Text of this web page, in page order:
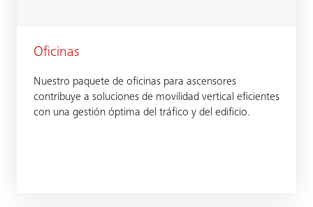
Oficinas
Nuestro paquete de oficinas para ascensores
contribuye a soluciones de movilidad vertical eficientes
con una gestión óptima del tráfico y del edificio.